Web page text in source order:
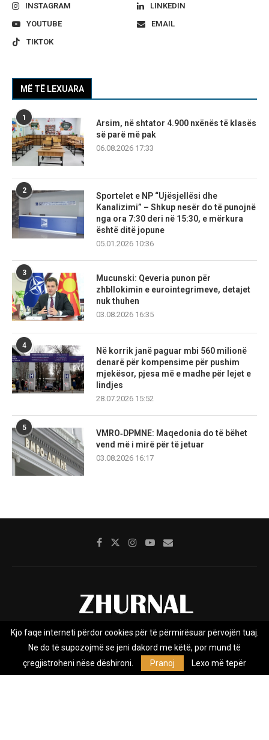
INSTAGRAM
LINKEDIN
YOUTUBE
EMAIL
TIKTOK
MË TË LEXUARA
1
Arsim, në shtator 4.900 nxënës të klasës
së parë më pak
06.08.2026 17:33
2
Sportelet e NP “Ujësjellësi dhe
Kanalizimi” – Shkup nesër do të punojnë
nga ora 7:30 deri në 15:30, e mërkura
është ditë jopune
05.01.2026 10:36
3
Mucunski: Qeveria punon për
zhbllokimin e eurointegrimeve, detajet
nuk thuhen
03.08.2026 16:35
4
Në korrik janë paguar mbi 560 milionë
denarë për kompensime për pushim
mjekësor, pjesa më e madhe për lejet e
lindjes
28.07.2026 15:52
5
VMRO‑DPMNE: Maqedonia do të bëhet
vend më i mirë për të jetuar
03.08.2026 16:17
Rreth nesh Impresumi Marketing
Kontakt
Privacy Policy
Zhurnal.mk është Agjenci e Lajmeve e pavarur, e themeluar në vitin
Kjo faqe interneti përdor cookies për të përmirësuar përvojën tuaj.
Ne do të supozojmë se jeni dakord me këtë, por mund të
çregjistroheni nëse dëshironi.
Pranoj Lexo më tepër